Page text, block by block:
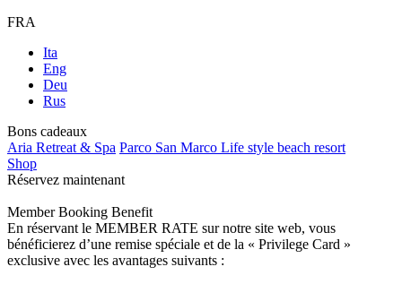
FRA
Ita
Eng
Deu
Rus
Bons cadeaux
Aria Retreat & Spa Parco San Marco Life style beach resort
Shop
Réservez maintenant
Member Booking Benefit
En réservant le MEMBER RATE sur notre site web, vous
bénéficierez d’une remise spéciale et de la « Privilege Card »
exclusive avec les avantages suivants :